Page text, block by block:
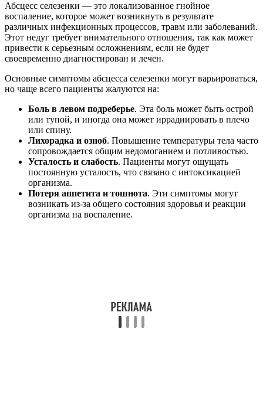
Абсцесс селезенки — это локализованное гнойное
воспаление, которое может возникнуть в результате
различных инфекционных процессов, травм или заболеваний.
Этот недуг требует внимательного отношения, так как может
привести к серьезным осложнениям, если не будет
своевременно диагностирован и лечен.
Основные симптомы абсцесса селезенки могут варьироваться,
но чаще всего пациенты жалуются на:
Боль в левом подреберье. Эта боль может быть острой
или тупой, и иногда она может иррадиировать в плечо
или спину.
Лихорадка и озноб. Повышение температуры тела часто
сопровождается общим недомоганием и потливостью.
Усталость и слабость. Пациенты могут ощущать
постоянную усталость, что связано с интоксикацией
организма.
Потеря аппетита и тошнота. Эти симптомы могут
возникать из-за общего состояния здоровья и реакции
организма на воспаление.